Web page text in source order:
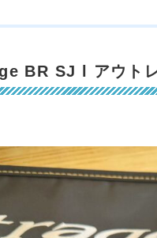
BR SJ l アウト